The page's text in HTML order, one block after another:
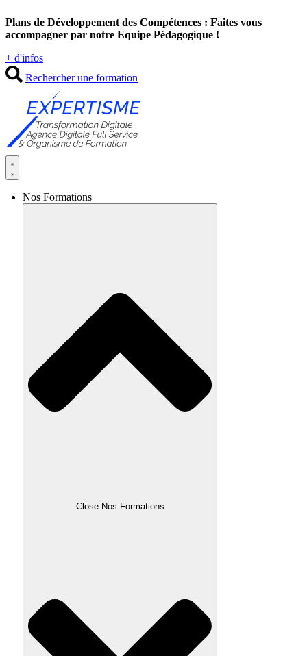
au
contenu
Plans de Développement des Compétences : Faites vous
accompagner par notre Equipe Pédagogique !
+ d'infos
Rechercher une formation
Nos Formations
Close Nos Formations